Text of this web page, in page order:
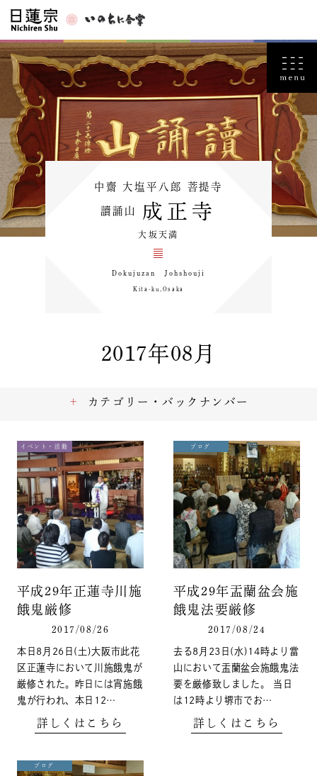
中齋 大塩平八郎 菩提寺
讀誦山 成正寺
大坂天満
Dokujuzan Johshouji
Kita-ku,Osaka
2017年08月
イベント・活動
平成29年正蓮寺川施
餓鬼厳修
2017/08/26
本日8月26日(土)大阪市此花
区正蓮寺において川施餓鬼が
厳修された。昨日には宵施餓
鬼が行われ、本日12…
詳しくはこちら
ブログ
平成29年盂蘭盆会施
餓鬼法要厳修
2017/08/24
去る8月23日(水)14時より當
山において盂蘭盆会施餓鬼法
要を厳修致しました。 当日
は12時より堺市でお…
詳しくはこちら
ブログ
カテゴリー・バックナンバー